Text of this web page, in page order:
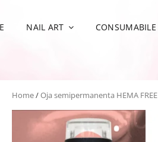
NAIL ART CONSUMABILE
Home/Oja semipermanenta HEMA FREE